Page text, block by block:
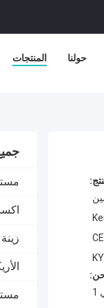
المنتجات حولنا